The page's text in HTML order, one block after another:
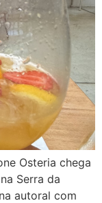
Osteria chega
Serra da
autoral com